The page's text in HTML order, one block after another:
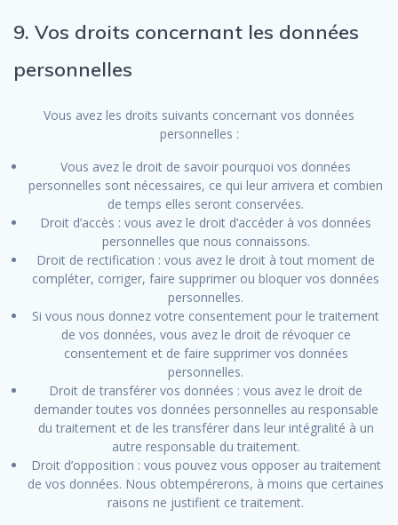
9. Vos droits concernant les données
personnelles
Vous avez les droits suivants concernant vos données
personnelles :
Vous avez le droit de savoir pourquoi vos données
personnelles sont nécessaires, ce qui leur arrivera et combien
de temps elles seront conservées.
Droit d’accès : vous avez le droit d’accéder à vos données
personnelles que nous connaissons.
Droit de rectification : vous avez le droit à tout moment de
compléter, corriger, faire supprimer ou bloquer vos données
personnelles.
Si vous nous donnez votre consentement pour le traitement
de vos données, vous avez le droit de révoquer ce
consentement et de faire supprimer vos données
personnelles.
Droit de transférer vos données : vous avez le droit de
demander toutes vos données personnelles au responsable
du traitement et de les transférer dans leur intégralité à un
autre responsable du traitement.
Droit d’opposition : vous pouvez vous opposer au traitement
de vos données. Nous obtempérerons, à moins que certaines
raisons ne justifient ce traitement.